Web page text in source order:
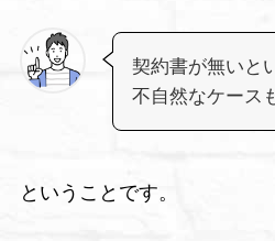
契約書が無いと
不自然なケース
ということです。